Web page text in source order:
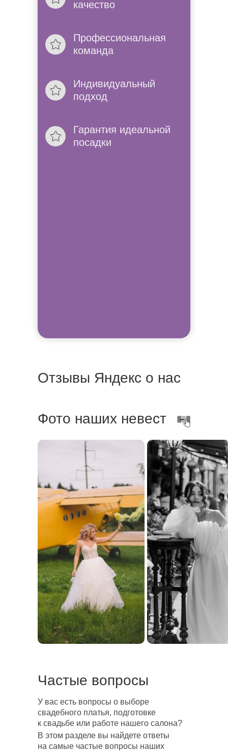
в нашем салоне.
К нам можно
В нашем салоне
представлено более 1 000+
свадебных платьев
от пышных до лаконичных
качество
Профессиональная
команда
Индивидуальный
подход
Гарантия идеальной
посадки
Отзывы Яндекс о нас
Фото наших невест
Загляните в нашу галерею реальных
свадебных фотосессий! Здесь собраны
трогательные и красивые моменты
невест, которые уже сказали «да»
в наших платьях.
Частые вопросы
У вас есть вопросы о выборе
свадебного платья, подготовке
к свадьбе или работе нашего салона?
В этом разделе вы найдете ответы
на самые частые вопросы наших